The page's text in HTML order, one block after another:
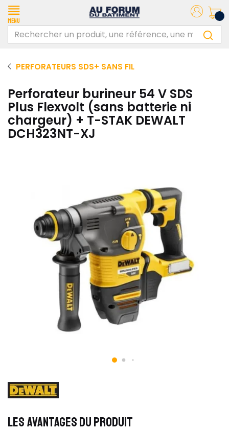
Menu
PERFORATEURS SDS+ SANS FIL
Perforateur burineur 54 V SDS
Plus Flexvolt (sans batterie ni
chargeur) + T-STAK DEWALT
DCH323NT-XJ
LES AVANTAGES DU PRODUIT